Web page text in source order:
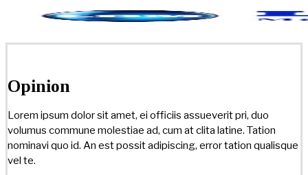
Opinion
Lorem ipsum dolor sit amet, ei officiis assueverit pri, duo
volumus commune molestiae ad, cum at clita latine. Tation
nominavi quo id. An est possit adipiscing, error tation qualisque
vel te.